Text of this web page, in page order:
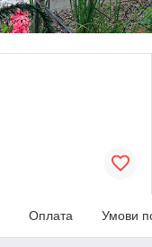
Оплата Умови